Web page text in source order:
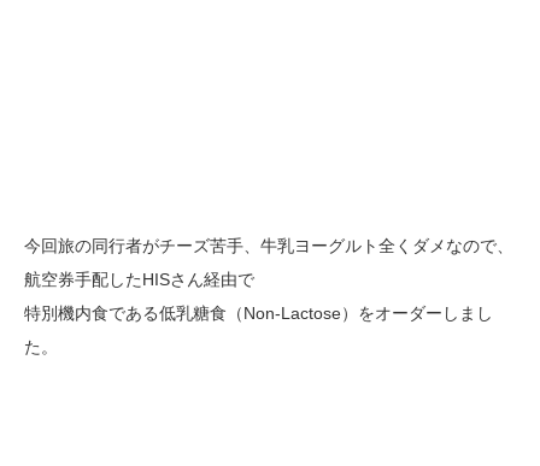
今回旅の同行者がチーズ苦手、牛乳ヨーグルト全くダメなので、
航空券手配したHISさん経由で
特別機内食である低乳糖食（Non-Lactose）をオーダーしまし
た。